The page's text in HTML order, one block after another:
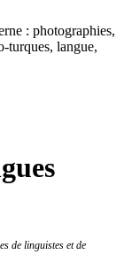
: photographies,
turques, langue,
de linguistes et de